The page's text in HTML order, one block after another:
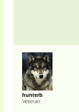
hunterb
Veteran